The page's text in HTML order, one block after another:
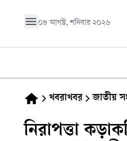
০৮ আগস্ট, শনিবার ২০২৬
খবরাখবর জাতীয়
নিরাপত্তা